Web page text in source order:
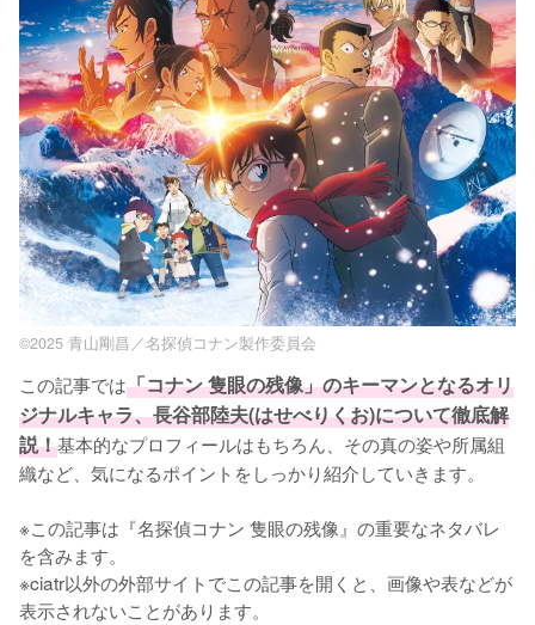
©2025 青山剛昌／名探偵コナン製作委員会
この記事では「コナン 隻眼の残像」のキーマンとなるオリ
ジナルキャラ、長谷部陸夫(はせべりくお)について徹底解
説！基本的なプロフィールはもちろん、その真の姿や所属組
織など、気になるポイントをしっかり紹介していきます。
※この記事は『名探偵コナン 隻眼の残像』の重要なネタバレ
を含みます。
※ciatr以外の外部サイトでこの記事を開くと、画像や表などが
表示されないことがあります。